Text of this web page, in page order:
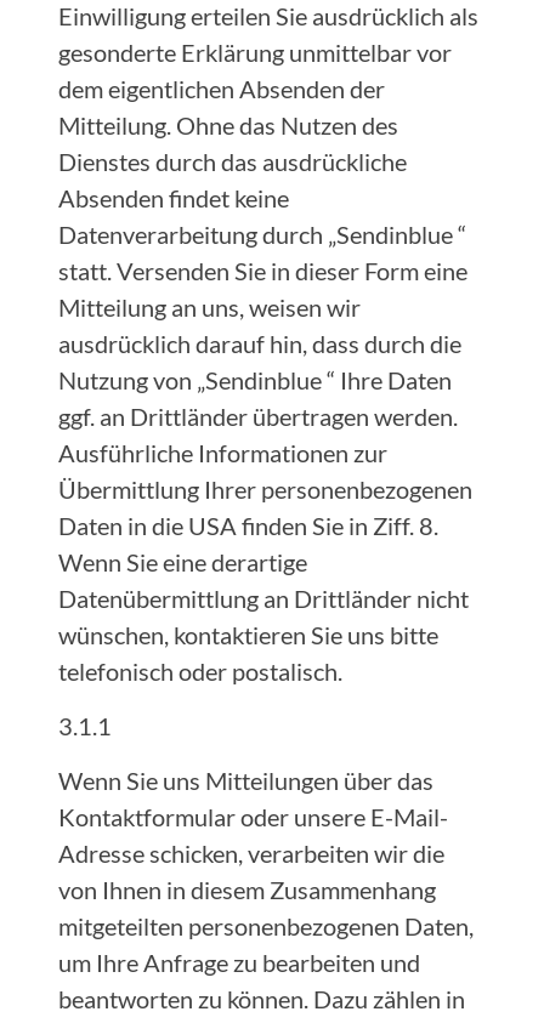
Einwilligung erteilen Sie ausdrücklich als
gesonderte Erklärung unmittelbar vor
dem eigentlichen Absenden der
Mitteilung. Ohne das Nutzen des
Dienstes durch das ausdrückliche
Absenden findet keine
Datenverarbeitung durch „Sendinblue “
statt. Versenden Sie in dieser Form eine
Mitteilung an uns, weisen wir
ausdrücklich darauf hin, dass durch die
Nutzung von „Sendinblue “ Ihre Daten
ggf. an Drittländer übertragen werden.
Ausführliche Informationen zur
Übermittlung Ihrer personenbezogenen
Daten in die USA finden Sie in Ziff. 8.
Wenn Sie eine derartige
Datenübermittlung an Drittländer nicht
wünschen, kontaktieren Sie uns bitte
telefonisch oder postalisch.
3.1.1
Wenn Sie uns Mitteilungen über das
Kontaktformular oder unsere E-Mail-
Adresse schicken, verarbeiten wir die
von Ihnen in diesem Zusammenhang
mitgeteilten personenbezogenen Daten,
um Ihre Anfrage zu bearbeiten und
beantworten zu können. Dazu zählen in